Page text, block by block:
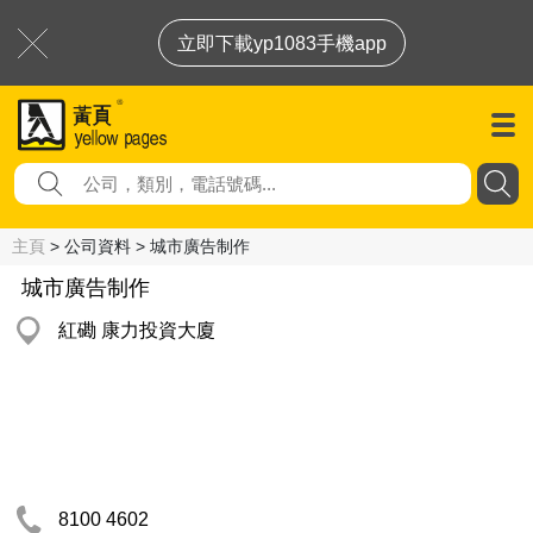
立即下載yp1083手機app
主頁 > 公司資料 > 城市廣告制作
城市廣告制作
紅磡 康力投資大廈
8100 4602